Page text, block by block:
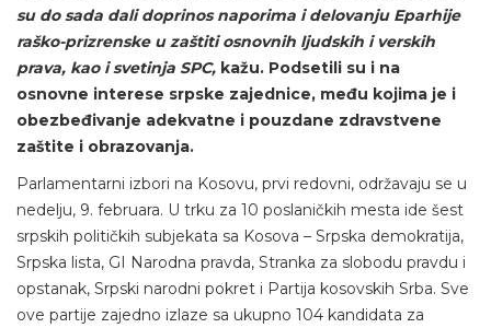
su do sada dali doprinos naporima i delovanju Eparhije
raško-prizrenske u zaštiti osnovnih ljudskih i verskih
prava, kao i svetinja SPC, kažu. Podsetili su i na
osnovne interese srpske zajednice, među kojima je i
obezbeđivanje adekvatne i pouzdane zdravstvene
zaštite i obrazovanja.
Parlamentarni izbori na Kosovu, prvi redovni, održavaju se u
nedelju, 9. februara. U trku za 10 poslaničkih mesta ide šest
srpskih političkih subjekata sa Kosova – Srpska demokratija,
Srpska lista, GI Narodna pravda, Stranka za slobodu pravdu i
opstanak, Srpski narodni pokret i Partija kosovskih Srba. Sve
ove partije zajedno izlaze sa ukupno 104 kandidata za